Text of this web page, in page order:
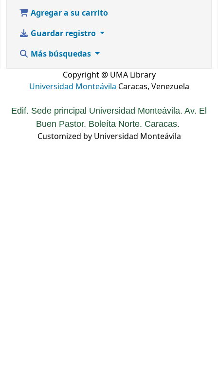
Agregar a su carrito
Guardar registro
Más búsquedas
Copyright @ UMA Library
Universidad Monteávila Caracas, Venezuela
Edif. Sede principal Universidad Monteávila. Av. El
Buen Pastor. Boleíta Norte. Caracas.
Customized by Universidad Monteávila